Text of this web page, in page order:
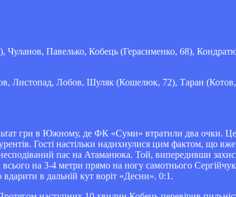
Павелько, Кобець (Герасименко, 68),
Листопад, Лобов, Шуляк (Кошелюк, 72), Таран (Котов,
гри в Южному, де ФК «Суми» втратили два очки. Це
Гості настільки надихнулися цим фактом, що
пас на Атаманюка. Той, випередивши
всього на 3-4 метри прямо на ногу самотнього
в дальній кут воріт «Десни». 0:1.